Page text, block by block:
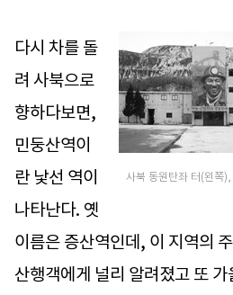
사북 동원탄좌 터(왼쪽
다시 차를 돌
려 사북으로
향하다보면,
민둥산역이
란 낯선 역이
나타난다. 옛
이름은 증산역인데, 이 지역의
산행객에게 널리 알려졌고 또